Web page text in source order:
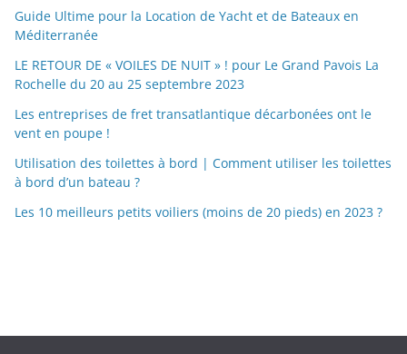
Guide Ultime pour la Location de Yacht et de Bateaux en
Méditerranée
LE RETOUR DE « VOILES DE NUIT » ! pour Le Grand Pavois La
Rochelle du 20 au 25 septembre 2023
Les entreprises de fret transatlantique décarbonées ont le
vent en poupe !
Utilisation des toilettes à bord | Comment utiliser les toilettes
à bord d’un bateau ?
Les 10 meilleurs petits voiliers (moins de 20 pieds) en 2023 ?